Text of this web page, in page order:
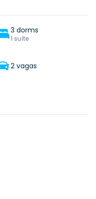
3 dorms
1 suíte
2 vagas